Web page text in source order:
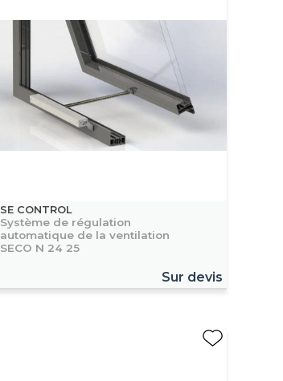
SE CONTROL
Système de régulation
automatique de la ventilation
SECO N 24 25
Sur devis